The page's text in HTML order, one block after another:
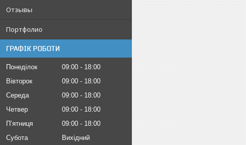
Отзывы
Портфолио
ГРАФІК РОБОТИ
Понеділок 09:00
18:00
Вівторок
09:00
18:00
Середа
09:00
18:00
Четвер
09:00
18:00
Пʼятниця
09:00
18:00
Субота
Вихідний